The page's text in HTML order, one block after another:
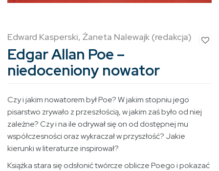
Edward Kasperski, Żaneta Nalewajk (redakcja)
Edgar Allan Poe –
niedoceniony nowator
Czy i jakim nowatorem był Poe? W jakim stopniu jego
pisarstwo zrywało z przeszłością, w jakim zaś było od niej
zależne? Czy i na ile odrywał się on od dostępnej mu
współczesności oraz wykraczał w przyszłość? Jakie
kierunki w literaturze inspirował?
Książka stara się odsłonić twórcze oblicze Poego i pokazać